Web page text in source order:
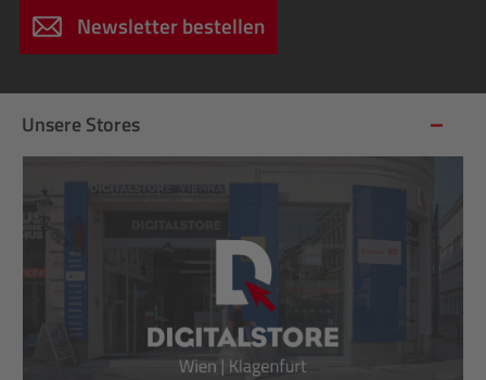
Newsletter bestellen
Unsere Stores